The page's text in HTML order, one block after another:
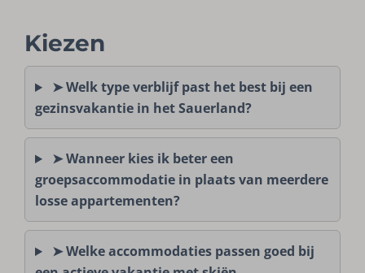
Kiezen
➤ Welk type verblijf past het best bij een
gezinsvakantie in het Sauerland?
➤ Wanneer kies ik beter een
groepsaccommodatie in plaats van meerdere
losse appartementen?
➤ Welke accommodaties passen goed bij